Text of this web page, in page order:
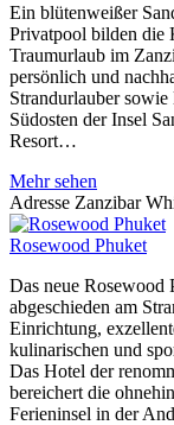
Ein blütenweißer
Privatpool bilden die
Traumurlaub im
persönlich und
Strandurlauber
Südosten der Insel
Resort…
Mehr sehen
Adresse Zanzibar
Rosewood Phuket
Das neue Rosewood
abgeschieden am
Einrichtung,
kulinarischen und
Das Hotel der
bereichert die
Ferieninsel in der